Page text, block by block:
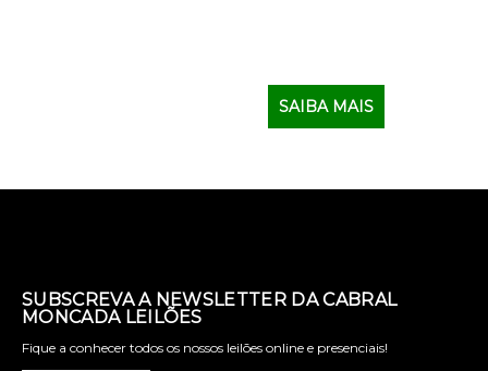
SAIBA MAIS
SUBSCREVA A NEWSLETTER DA CABRAL
MONCADA LEILÕES
Fique a conhecer todos os nossos leilões online e presenciais!